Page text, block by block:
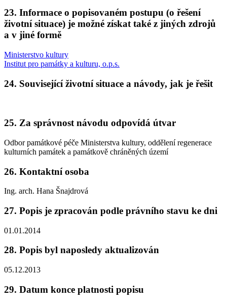
23. Informace o popisovaném postupu (o řešení
životní situace) je možné získat také z jiných zdrojů
a v jiné formě
Ministerstvo kultury
Institut pro památky a kulturu, o.p.s.
24. Související životní situace a návody, jak je řešit
25. Za správnost návodu odpovídá útvar
Odbor památkové péče Ministerstva kultury, oddělení regenerace
kulturních památek a památkově chráněných území
26. Kontaktní osoba
Ing. arch. Hana Šnajdrová
27. Popis je zpracován podle právního stavu ke dni
01.01.2014
28. Popis byl naposledy aktualizován
05.12.2013
29. Datum konce platnosti popisu